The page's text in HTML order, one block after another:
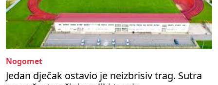
Nogomet
Jedan dječak ostavio je neizbrisiv trag. Sutra